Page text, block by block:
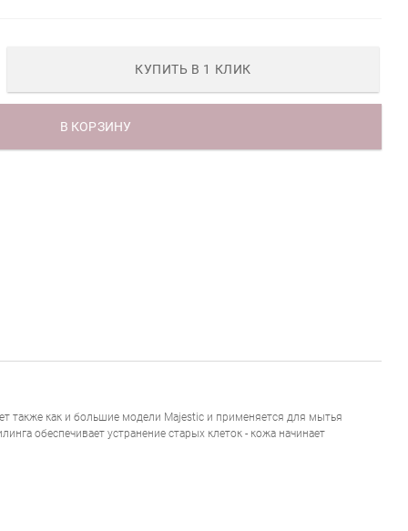
В КОРЗИНУ
КУПИТЬ В 1 КЛИК
также как и большие модели Majestic и применяется для мытья
обеспечивает устранение старых клеток - кожа начинает